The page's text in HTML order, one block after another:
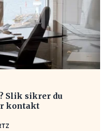
Slik sikrer du
kontakt